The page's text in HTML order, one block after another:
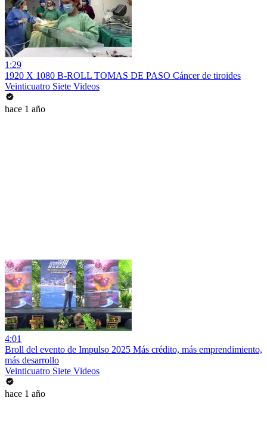
1:29
1920 X 1080 B-ROLL TOMAS DE PASO Cáncer de tiroides
Veinticuatro Siete Videos
hace 1 año
4:01
Broll del evento de Impulso 2025 Más crédito, más emprendimiento,
más desarrollo
Veinticuatro Siete Videos
hace 1 año